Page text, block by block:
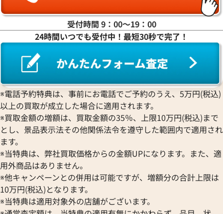
ルイヴィトン ネックレス ペンダントトッ
プ
参考買取価格
37,000円
2026年5月17日時点
ルイヴィトン ネ
プ
参考買取価格
2026年6月17日時
受付時間 9：00〜19：00
24時間いつでも受付中！最短30秒で完了！
※電話予約特典は、事前にお電話でご予約のうえ、5万円(税込)
以上の買取が成立した場合に適用されます。
※買取金額の増額は、買取金額の35％、上限10万円(税込)まで
とし、景品表示法その他関係法令を遵守した範囲内で適用され
ます。
※当特典は、弊社買取価格からの金額UPになります。また、適
用外商品はありません。
※他キャンペーンとの併用は可能ですが、増額分の合計上限は
10万円(税込)となります。
※当特典は適用対象外の店舗がございます。